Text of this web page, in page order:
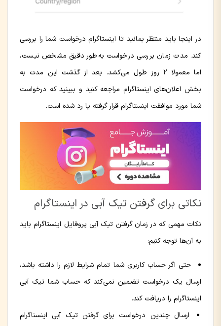
در اینجا باید منتظر بمانید تا اینستاگرام درخواست شما را بررسی
کند. مدت زمان بررسی درخواست به‌طور دقیق مشخص نیست،
اما معمولا ۲ روز طول می‌کشد. بعد از گذشت این مدت به
بخش اعلان‌های اینستاگرام مراجعه کنید و ببینید که درخواست
شما مورد موافقت اینستاگرام قرار گرفته یا رد شده است.
نکاتی برای گرفتن تیک آبی در اینستاگرام
نکات مهمی که در زمان گرفتن تیک آبی پروفایل اینستاگرام باید
به آن‌ها توجه کنیم:
حتی اگر حساب کاربری شما تمام شرایط لازم را داشته باشد،
ارسال یک درخواست تضمین نمی‌کند که حساب شما تیک آبی
اینستاگرام را دریافت کند.
ارسال چندین درخواست برای گرفتن تیک آبی اینستاگرام